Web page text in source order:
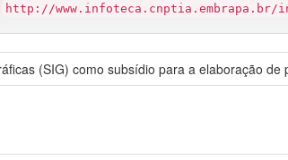
http://www.infoteca.cnptia.embrapa.br/
(SIG) como subsídio para a elaboração